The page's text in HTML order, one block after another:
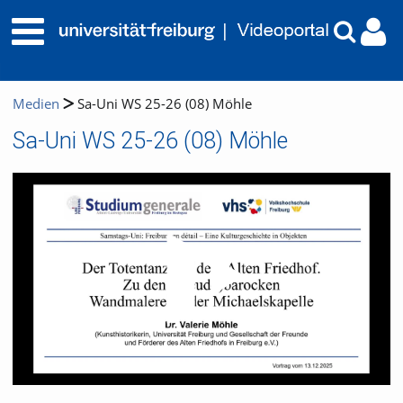
Medien Sa-Uni WS 25-26 (08) Möhle
Sa-Uni WS 25-26 (08) Möhle